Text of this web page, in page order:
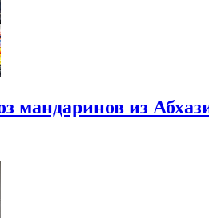
мандаринов из